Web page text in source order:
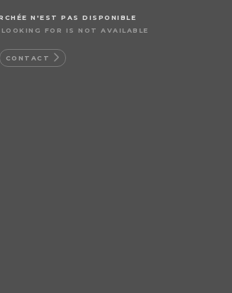
N'EST PAS DISPONIBLE
FOR IS NOT AVAILABLE
CONTACT